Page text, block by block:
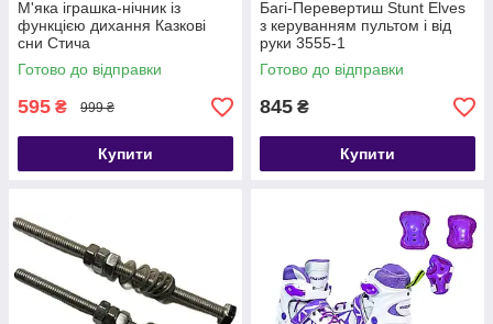
М'яка іграшка-нічник із
функцією дихання Казкові
сни Стича
Готово до відправки
595 ₴ 999 ₴
Купити
Багі-Перевертиш Stunt Elves
з керуванням пультом і від
руки 3555-1
Готово до відправки
845 ₴
Купити